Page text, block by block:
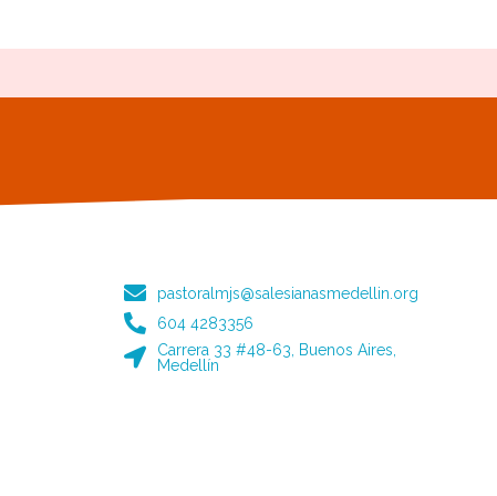
pastoralmjs@salesianasmedellin.org
604 4283356
Carrera 33 #48-63, Buenos Aires,
Medellín